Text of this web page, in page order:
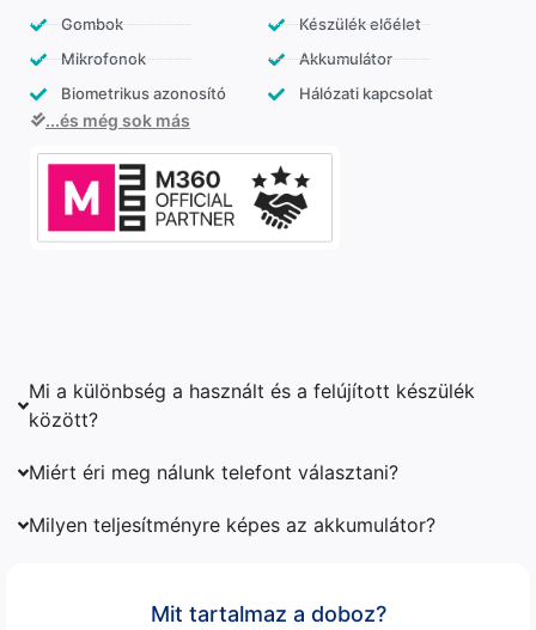
Gombok
Mikrofonok
Biometrikus azonosító
Készülék előélet
Akkumulátor
Hálózati kapcsolat
...és még sok más
Mi a különbség a használt és a felújított készülék
között?
Miért éri meg nálunk telefont választani?
Milyen teljesítményre képes az akkumulátor?
Mit tartalmaz a doboz?